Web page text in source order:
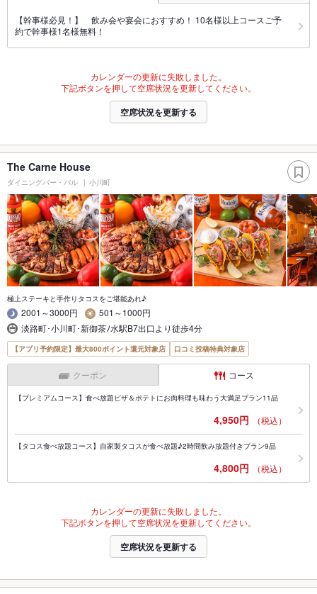
【幹事様必見！】 飲み会や宴会におすすめ！ 10名様以上コースご予
約で幹事様1名様無料！
カレンダーの更新に失敗しました。
下記ボタンを押して空席状況を更新してください。
空席状況を更新する
The Carne House
ダイニングバー・バル 小川町
極上ステーキと手作りタコスをご堪能あれ♪
2001～3000円
501～1000円
淡路町･小川町･新御茶ﾉ水駅B7出口より徒歩4分
【アプリ予約限定】最大800ポイント還元対象店 口コミ投稿特典対象店
クーポン コース
【プレミアムコース】食べ放題ピザ＆ポテトにお肉料理も味わう大満足プラン11品
4,950円 （税込）
【タコス食べ放題コース】自家製タコスが食べ放題♪2時間飲み放題付きプラン9品
4,800円 （税込）
カレンダーの更新に失敗しました。
下記ボタンを押して空席状況を更新してください。
空席状況を更新する